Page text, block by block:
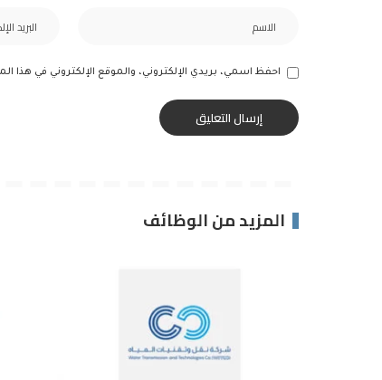
احفظ اسمي، بريدي الإلكتروني، والموقع الإلكتروني في هذا
المزيد من الوظائف